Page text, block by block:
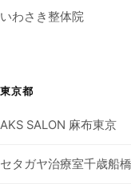
いわさき整体院
東京都
AKS SALON 麻布東京
セタガヤ治療室千歳船